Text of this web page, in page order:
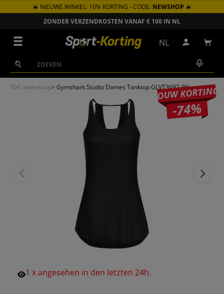
GA NAAR INHOUD
🔥 NIEUWE WINKEL: 10% KORTING - CODE: NEWSHOP 🔥
ZONDER VERZENDKOSTEN VANAF € 100 IN NL
Zoeken
Zoeken
NL Inloggen
10€ uitverkoop> Gymshark Studio Dames Tanktop GLVT3692-BK
JOUW KORTING
-74%
VORIGE
1 xangesehen in den letzten 24h.